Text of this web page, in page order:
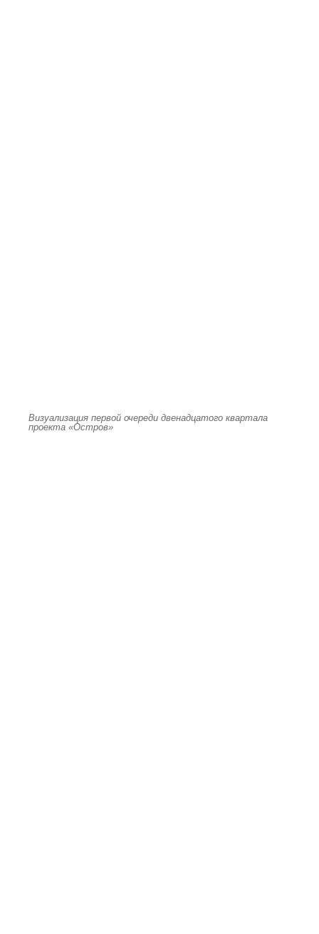
Визуализация первой очереди двенадцатого квартала
проекта «Остров»